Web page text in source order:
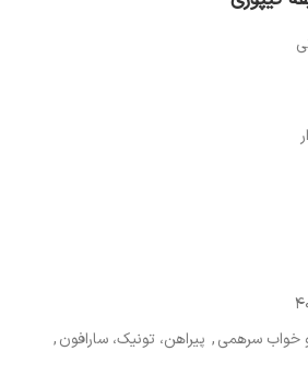
, پیراهن، تونیک، سارافون,